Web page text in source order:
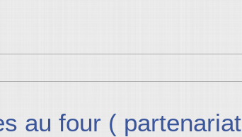
au four ( partenariat